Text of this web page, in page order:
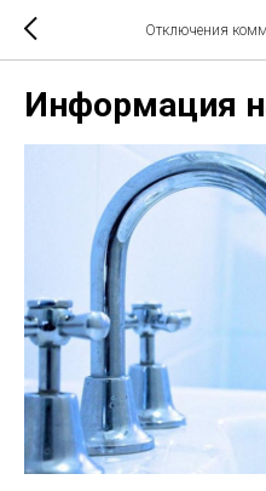
Отключения
Информация